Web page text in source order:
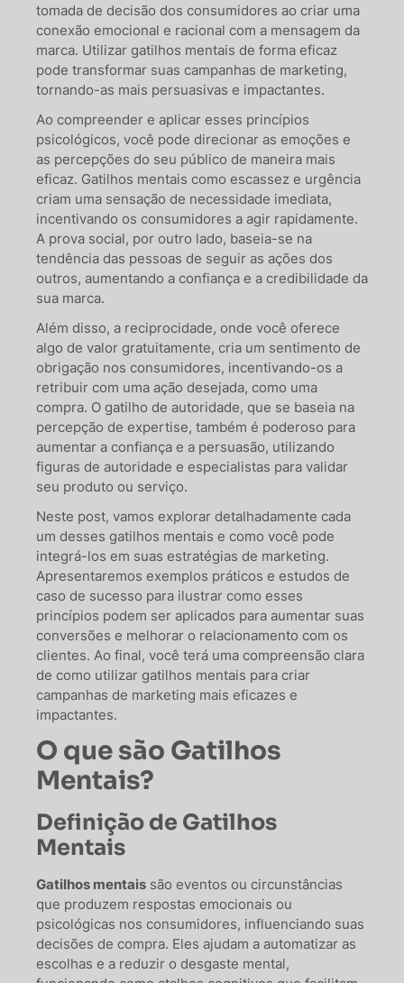
tomada de decisão dos consumidores ao criar uma
conexão emocional e racional com a mensagem da
marca. Utilizar gatilhos mentais de forma eficaz
pode transformar suas campanhas de marketing,
tornando-as mais persuasivas e impactantes.
Ao compreender e aplicar esses princípios
psicológicos, você pode direcionar as emoções e
as percepções do seu público de maneira mais
eficaz. Gatilhos mentais como escassez e urgência
criam uma sensação de necessidade imediata,
incentivando os consumidores a agir rapidamente.
A prova social, por outro lado, baseia-se na
tendência das pessoas de seguir as ações dos
outros, aumentando a confiança e a credibilidade da
sua marca.
Além disso, a reciprocidade, onde você oferece
algo de valor gratuitamente, cria um sentimento de
obrigação nos consumidores, incentivando-os a
retribuir com uma ação desejada, como uma
compra. O gatilho de autoridade, que se baseia na
percepção de expertise, também é poderoso para
aumentar a confiança e a persuasão, utilizando
figuras de autoridade e especialistas para validar
seu produto ou serviço.
Neste post, vamos explorar detalhadamente cada
um desses gatilhos mentais e como você pode
integrá-los em suas estratégias de marketing.
Apresentaremos exemplos práticos e estudos de
caso de sucesso para ilustrar como esses
princípios podem ser aplicados para aumentar suas
conversões e melhorar o relacionamento com os
clientes. Ao final, você terá uma compreensão clara
de como utilizar gatilhos mentais para criar
campanhas de marketing mais eficazes e
impactantes.
O que são Gatilhos
Mentais?
Definição de Gatilhos
Mentais
Gatilhos mentais são eventos ou circunstâncias
que produzem respostas emocionais ou
psicológicas nos consumidores, influenciando suas
decisões de compra. Eles ajudam a automatizar as
escolhas e a reduzir o desgaste mental,